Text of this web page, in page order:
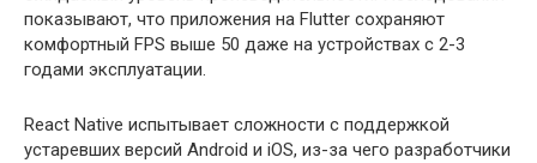
показывают, что приложения на Flutter сохраняют
комфортный FPS выше 50 даже на устройствах с 2-3
годами эксплуатации.
React Native испытывает сложности с поддержкой
устаревших версий Android и iOS, из-за чего разработчики